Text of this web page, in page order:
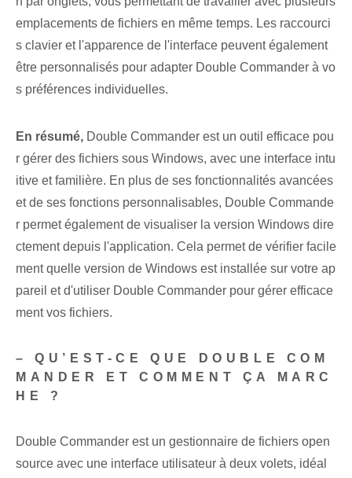
emplacements de fichiers en même temps. Les raccourci
s clavier et l'apparence de l'interface peuvent également
être personnalisés pour adapter Double Commander à vo
s préférences individuelles.
En résumé, Double Commander est un outil efficace pou
r gérer des fichiers sous Windows, avec une interface intu
itive et familière. En plus de ses fonctionnalités avancées
et de ses fonctions personnalisables, Double Commande
r permet également de visualiser la version Windows dire
ctement depuis l'application. Cela permet de vérifier facile
ment quelle version de Windows est installée sur votre ap
pareil et d'utiliser Double Commander pour gérer efficace
ment vos fichiers.
– QU’EST-CE QUE DOUBLE COM
MANDER ET COMMENT ÇA MARC
HE ?
Double Commander est un gestionnaire de fichiers open
source avec une interface utilisateur à deux volets, idéal